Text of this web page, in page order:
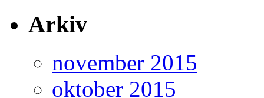
Arkiv
november 2015
oktober 2015